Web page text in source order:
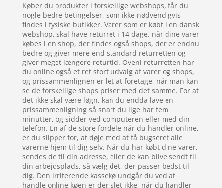
Køber du produkter i forskellige webshops, får du
nogle bedre betingelser, som ikke nødvendigvis
findes i fysiske butikker. Varer som er købt i en dansk
webshop, skal have returret i 14 dage. når dine varer
købes i en shop, der findes også shops, der er endnu
bedre og giver mere end standard returretten og
giver meget længere returtid. Oveni returretten har
du online også et ret stort udvalg af varer og shops,
og prissammenlignen er let at foretage, når man kan
se de forskellige shops priser med det samme. For at
det ikke skal være løgn, kan du endda lave en
prissammenligning så snart du lige har fem
minutter, og sidder ved computeren eller med din
telefon. En af de store fordele når du handler online,
er du slipper for, at døje med at få bugseret alle
varerne hjem til dig selv. Når du har købt dine varer,
sendes de til din adresse, eller de kan blive sendt til
din arbejdsplads, så vælg det, der passer bedst til
dig. Den irriterende kassekø undgår du ved at
handle online køen er der slet ikke, når du handler